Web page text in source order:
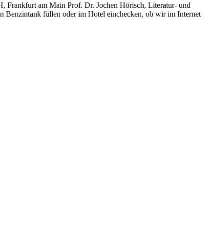
Frankfurt am Main Prof. Dr. Jochen Hörisch, Literatur- und
Benzintank füllen oder im Hotel einchecken, ob wir im Internet